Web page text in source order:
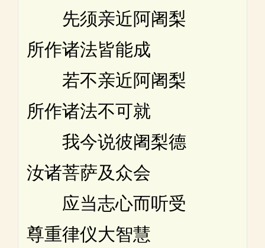
先须亲近阿阇梨
所作诸法皆能成
若不亲近阿阇梨
所作诸法不可就
我今说彼阇梨德
汝诸菩萨及众会
应当志心而听受
尊重律仪大智慧